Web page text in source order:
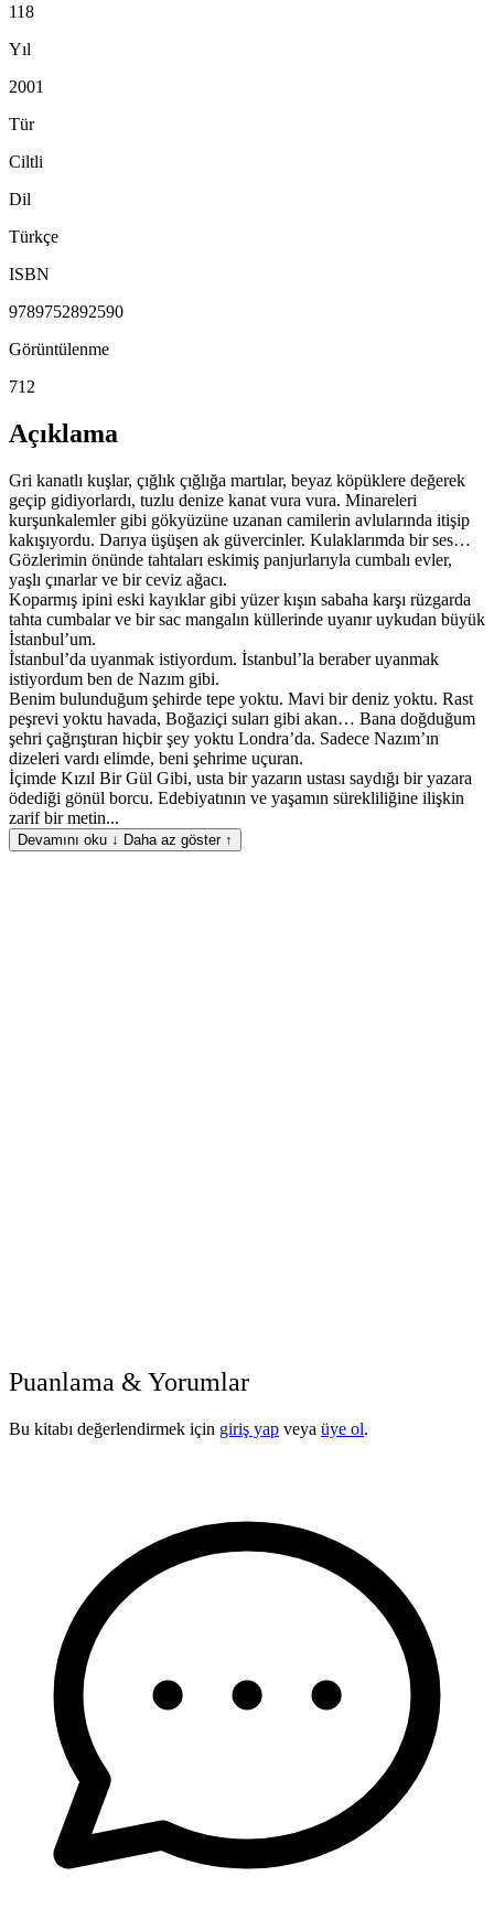
118
Yıl
2001
Tür
Ciltli
Dil
Türkçe
ISBN
9789752892590
Görüntülenme
712
Açıklama
Gri kanatlı kuşlar, çığlık çığlığa martılar, beyaz köpüklere değerek
geçip gidiyorlardı, tuzlu denize kanat vura vura. Minareleri
kurşunkalemler gibi gökyüzüne uzanan camilerin avlularında itişip
kakışıyordu. Darıya üşüşen ak güvercinler. Kulaklarımda bir ses…
Gözlerimin önünde tahtaları eskimiş panjurlarıyla cumbalı evler,
yaşlı çınarlar ve bir ceviz ağacı.
Koparmış ipini eski kayıklar gibi yüzer kışın sabaha karşı rüzgarda
tahta cumbalar ve bir sac mangalın küllerinde uyanır uykudan büyük
İstanbul’um.
İstanbul’da uyanmak istiyordum. İstanbul’la beraber uyanmak
istiyordum ben de Nazım gibi.
Benim bulunduğum şehirde tepe yoktu. Mavi bir deniz yoktu. Rast
peşrevi yoktu havada, Boğaziçi suları gibi akan… Bana doğduğum
şehri çağrıştıran hiçbir şey yoktu Londra’da. Sadece Nazım’ın
dizeleri vardı elimde, beni şehrime uçuran.
İçimde Kızıl Bir Gül Gibi, usta bir yazarın ustası saydığı bir yazara
ödediği gönül borcu. Edebiyatının ve yaşamın sürekliliğine ilişkin
zarif bir metin...
Devamını oku ↓ Daha az göster ↑
Puanlama & Yorumlar
Bu kitabı değerlendirmek için giriş yap veya üye ol.